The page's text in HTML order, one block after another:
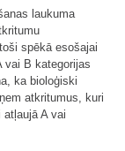
laukuma
spēkā esošajai
vai B kategorijas
ka bioloģiski
atkritumus, kuri
A vai